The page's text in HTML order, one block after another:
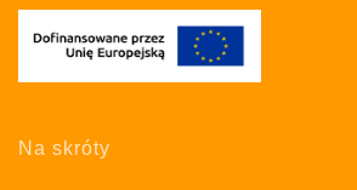
Na skróty